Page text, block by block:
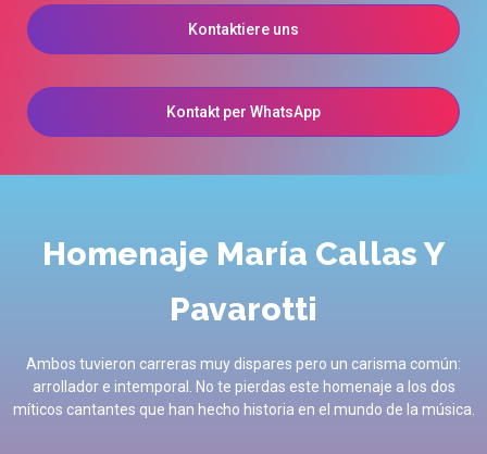
Kontaktiere uns
Kontakt per WhatsApp
Homenaje María Callas Y
Pavarotti
Ambos tuvieron carreras muy dispares pero un carisma común:
arrollador e intemporal
No te pierdas este homenaje a los dos
míticos cantantes que han hecho historia en el mundo de la música